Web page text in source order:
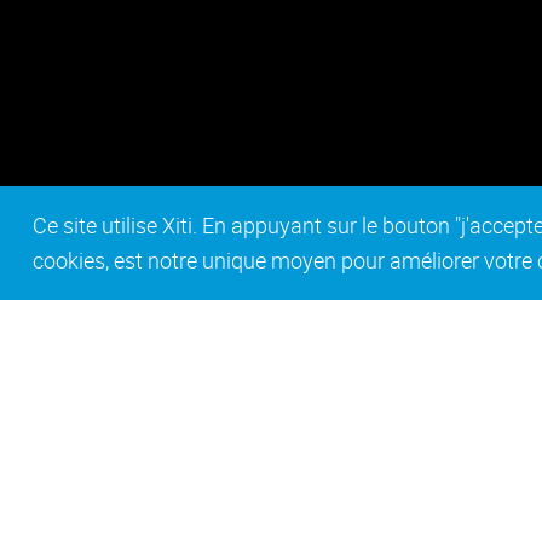
Ce site utilise Xiti. En appuyant sur le bouton
cookies, est notre unique moyen pour améliorer votre
Contact Mentions légales